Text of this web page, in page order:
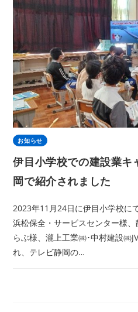
お知らせ
伊目小学校での建設業キ
岡で紹介されました
2023年11月24日に伊目小学校に
浜松保全・サービスセンター様
らぶ様、瀧上工業㈱･中村建設㈱
れ、テレビ静岡の…